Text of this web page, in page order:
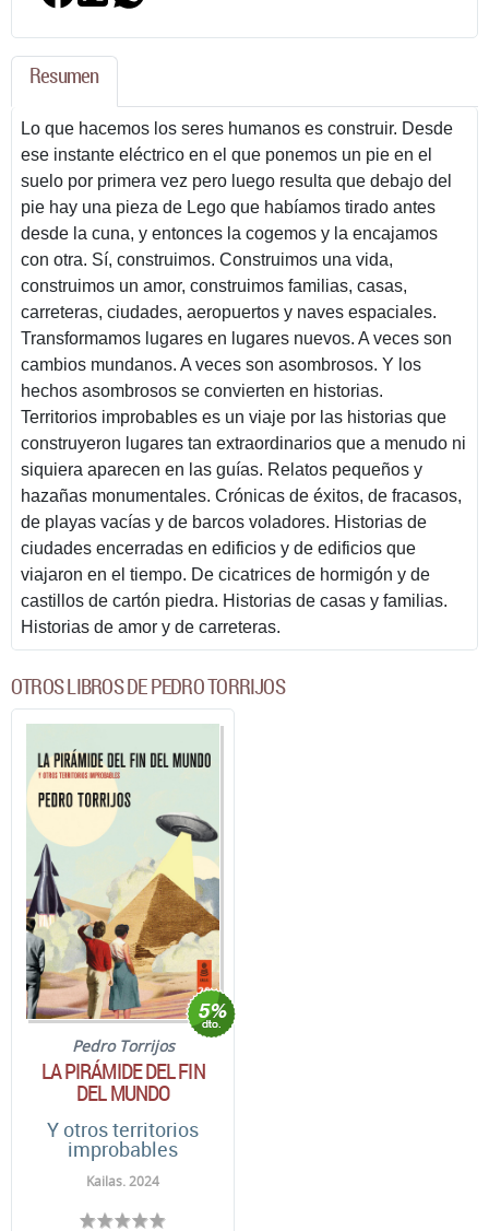
Resumen
Lo que hacemos los seres humanos es construir. Desde
ese instante eléctrico en el que ponemos un pie en el
suelo por primera vez pero luego resulta que debajo del
pie hay una pieza de Lego que habíamos tirado antes
desde la cuna, y entonces la cogemos y la encajamos
con otra. Sí, construimos. Construimos una vida,
construimos un amor, construimos familias, casas,
carreteras, ciudades, aeropuertos y naves espaciales.
Transformamos lugares en lugares nuevos. A veces son
cambios mundanos. A veces son asombrosos. Y los
hechos asombrosos se convierten en historias.
Territorios improbables es un viaje por las historias que
construyeron lugares tan extraordinarios que a menudo ni
siquiera aparecen en las guías. Relatos pequeños y
hazañas monumentales. Crónicas de éxitos, de fracasos,
de playas vacías y de barcos voladores. Historias de
ciudades encerradas en edificios y de edificios que
viajaron en el tiempo. De cicatrices de hormigón y de
castillos de cartón piedra. Historias de casas y familias.
Historias de amor y de carreteras.
OTROS LIBROS DE PEDRO TORRIJOS
Pedro Torrijos
LA PIRÁMIDE DEL FIN
DEL MUNDO
Y otros territorios
improbables
Kailas. 2024